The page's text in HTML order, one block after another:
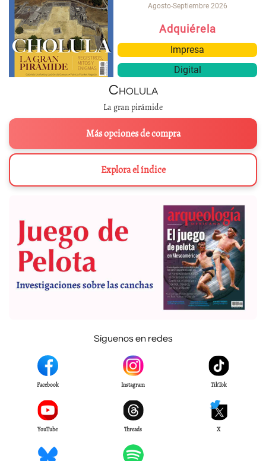
Agosto-Septiembre 2026
Adquiérela
Impresa
Digital
Cholula
La gran pirámide
Más opciones de compra
Explora el índice
Síguenos en redes
Facebook Instagram TikTok
YouTube Threads X